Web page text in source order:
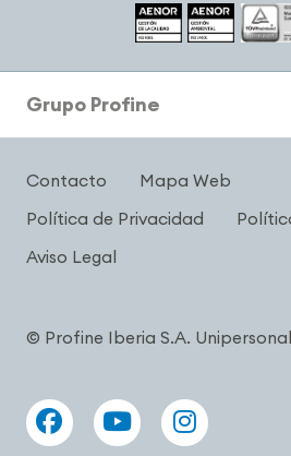
Grupo Profine
Contacto
Mapa Web
Política de Privacidad
Aviso Legal
© Profine Iberia S.A.